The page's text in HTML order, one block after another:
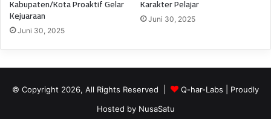
Kabupaten/Kota Proaktif Gelar
Kejuaraan
Juni 30, 2025
Karakter Pelajar
Juni 30, 2025
© Copyright 2026, All Rights Reserved | Q-har-Labs | Proudly
Hosted by NusaSatu